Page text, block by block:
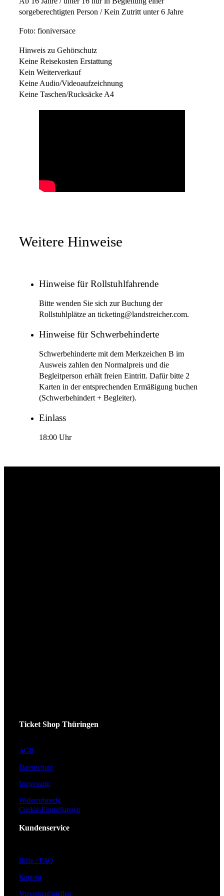
sorgeberechtigten Person / Kein Zutritt unter 6 Jahre
Foto: fioniversace
Hinweis zu Gehörschutz
Keine Reisekosten Erstattung
Kein Weiterverkauf
Keine Audio/Videoaufzeichnung
Keine Taschen/Rucksäcke A4
Weitere Hinweise
Hinweise für Rollstuhlfahrende
Bitte wenden Sie sich zur Buchung der
Rollstuhlplätze an ticketing@landstreicher.com.
Hinweise für Schwerbehinderte
Schwerbehinderte mit dem Merkzeichen B im
Ausweis zahlen den Normalpreis und die
Begleitperson erhält freien Eintritt. Dafür bitte 2
Karten in der entsprechenden Ermäßigung buchen
(Schwerbehindert + Begleiter).
Einlass
18:00 Uhr
Ticket Shop Thüringen
AGB
Datenschutz
Impressum
Widerrufsrecht
Cookie-Einstellungen
Kundenservice
Hilfe / FAQ
Kontakt
Vorverkaufsstellen